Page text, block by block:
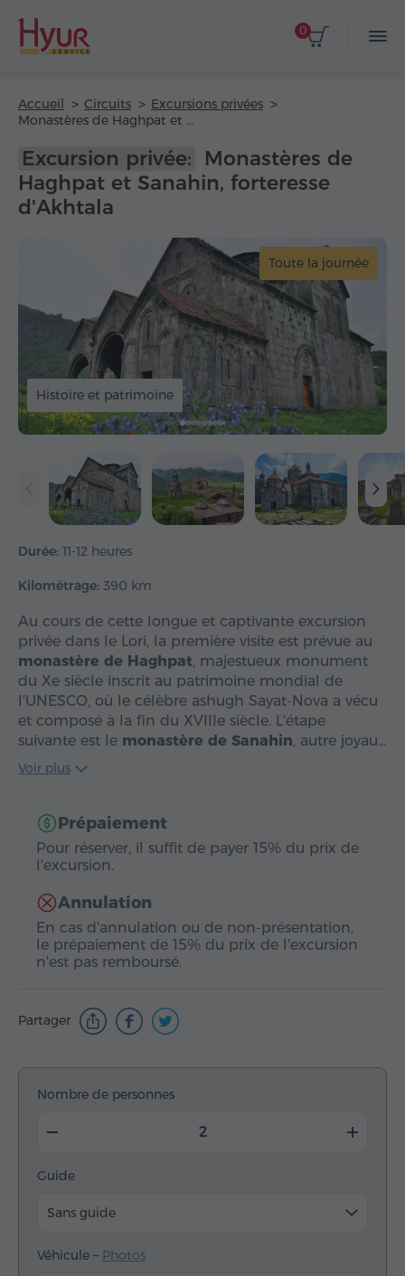
0
Accueil Circuits
Excursions privées
Monastères de Haghpat et Sanahin, forteresse d'Akhtala
Excursion privée:
Monastères de
Haghpat et Sanahin, forteresse
d'Akhtala
Toute la journée
Histoire et patrimoine
Durée: 11-12 heures
Kilométrage: 390 km
Au cours de cette longue et captivante excursion
privée dans le Lori, la première visite est prévue au
monastère de Haghpat, majestueux monument
du Xe siècle inscrit au patrimoine mondial de
l'UNESCO, où le célèbre ashugh Sayat-Nova a vécu
et composé à la fin du XVIIIe siècle. L'étape
suivante est le monastère de Sanahin, autre joyau…
Voir plus
Prépaiement
Pour réserver, il suffit de payer 15% du prix de
l'excursion.
Annulation
En cas d'annulation ou de non-présentation,
le prépaiement de 15% du prix de l'excursion
n'est pas remboursé.
Partager
Nombre de personnes
Guide
Sans guide
Véhicule – Photos